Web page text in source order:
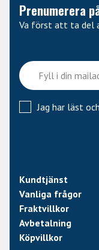
Prenumerera
Va först att ta del
Jag har läst
Kundtjänst
Vanliga frågor
Fraktvillkor
Avbetalning
Köpvillkor